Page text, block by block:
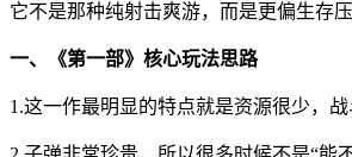
它不是那种纯射击爽游，而是更偏生存
一、《第一部》核心玩法思路
1.这一作最明显的特点就是资源很少，战